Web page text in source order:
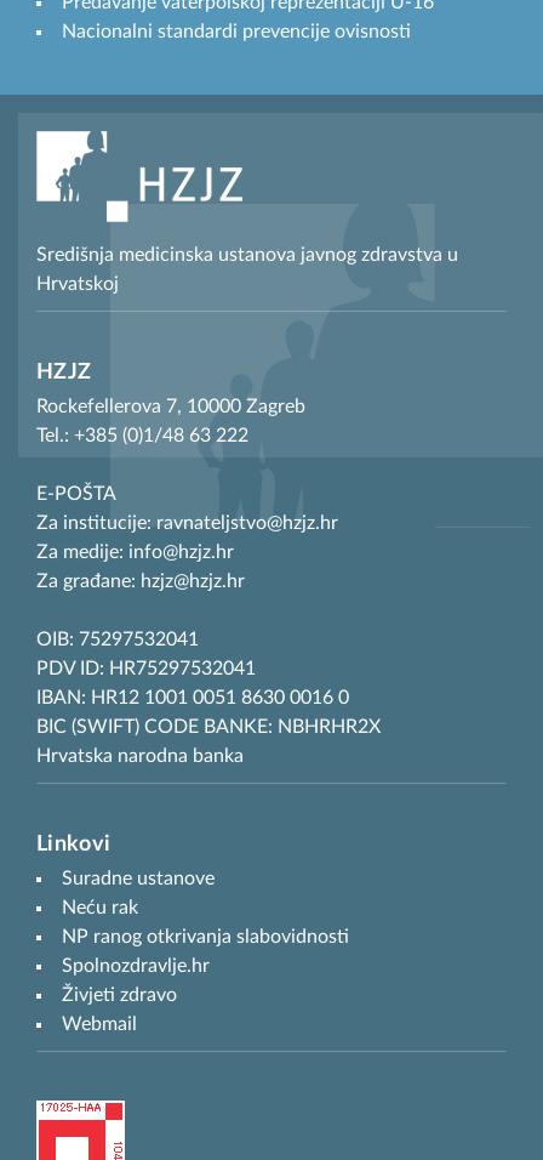
Nacionalni standardi prevencije ovisnosti
Središnja medicinska ustanova javnog zdravstva u
Hrvatskoj
HZJZ
Rockefellerova 7, 10000 Zagreb
Tel.: +385 (0)1/48 63 222
E-POŠTA
Za institucije: ravnateljstvo@hzjz.hr
Za medije: info@hzjz.hr
Za građane: hzjz@hzjz.hr
OIB: 75297532041
PDV ID: HR75297532041
IBAN: HR12 1001 0051 8630 0016 0
BIC (SWIFT) CODE BANKE: NBHRHR2X
Hrvatska narodna banka
Linkovi
Suradne ustanove
Neću rak
NP ranog otkrivanja slabovidnosti
Spolnozdravlje.hr
Živjeti zdravo
Webmail